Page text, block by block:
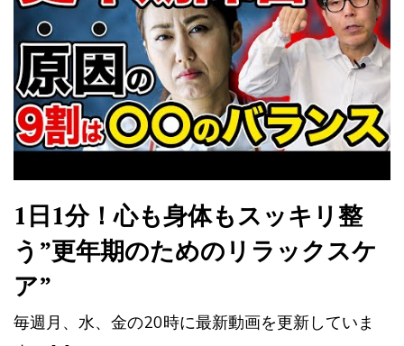
1日1分！心も身体もスッキリ整
う”更年期のためのリラックスケ
ア”
毎週月、水、金の20時に最新動画を更新していま